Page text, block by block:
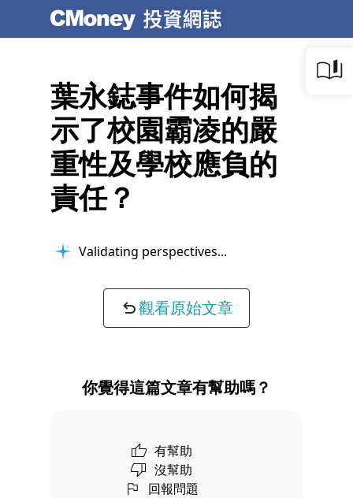
葉永鋕事件如何揭
示了校園霸凌的嚴
重性及學校應負的
責任？
Validating perspectives...
觀看原始文章
你覺得這篇文章有幫助嗎？
有幫助
沒幫助
回報問題